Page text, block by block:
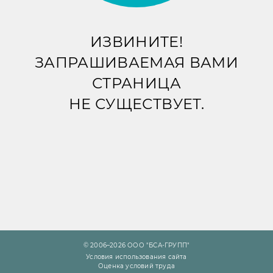
ИЗВИНИТЕ!
ЗАПРАШИВАЕМАЯ ВАМИ
СТРАНИЦА
НЕ СУЩЕСТВУЕТ.
© 2006–2026 ООО "БСА-ГРУПП"
Условия использования сайта
Оценка условий труда